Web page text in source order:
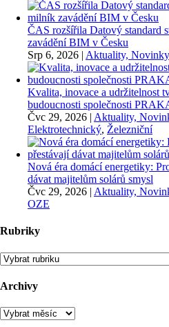
ČAS rozšířila Datový standard
zavádění BIM v Česku
Srp 6, 2026 | Aktuality, Novinky
Kvalita, inovace a udržitelnost
budoucnosti společnosti
Čvc 29, 2026 | Aktuality,
Elektrotechnický, Železniční
Nová éra domácí energetiky:
dávat majitelům solárů smysl
Čvc 29, 2026 | Aktuality,
OZE
Rubriky
Rubriky
Archivy
Archivy